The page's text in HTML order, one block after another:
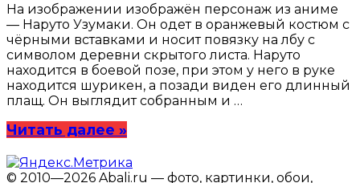
На изображении изображён персонаж из аниме
— Наруто Узумаки. Он одет в оранжевый костюм с
чёрными вставками и носит повязку на лбу с
символом деревни скрытого листа. Наруто
находится в боевой позе, при этом у него в руке
находится шурикен, а позади виден его длинный
плащ. Он выглядит собранным и …
Читать далее »
© 2010—2026 Abali.ru — фото, картинки, обои,